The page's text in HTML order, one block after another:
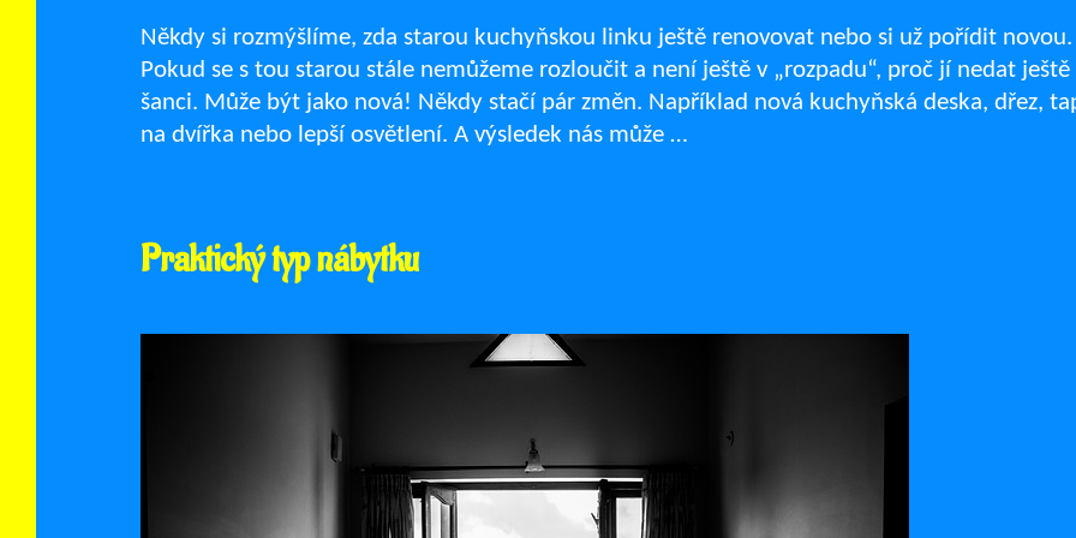
Někdy si rozmýšlíme, zda starou kuchyňskou linku ještě renovovat nebo si už pořídit novou.
Pokud se s tou starou stále nemůžeme rozloučit a není ještě v „rozpadu“, proč jí nedat ještě
šanci. Může být jako nová! Někdy stačí pár změn. Například nová kuchyňská deska, dřez,
na dvířka nebo lepší osvětlení. A výsledek nás může …
Praktický typ nábytku